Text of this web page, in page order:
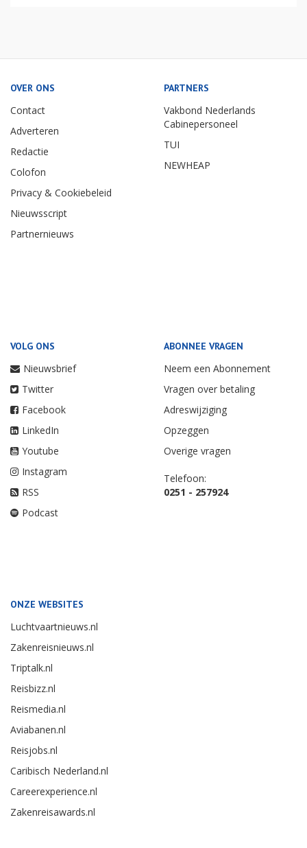
OVER ONS
Contact
Adverteren
Redactie
Colofon
Privacy & Cookiebeleid
Nieuwsscript
Partnernieuws
PARTNERS
Vakbond Nederlands
Cabinepersoneel
TUI
NEWHEAP
VOLG ONS
Nieuwsbrief
Twitter
Facebook
LinkedIn
Youtube
Instagram
RSS
Podcast
ABONNEE VRAGEN
Neem een Abonnement
Vragen over betaling
Adreswijziging
Opzeggen
Overige vragen
Telefoon:
0251 - 257924
ONZE WEBSITES
Luchtvaartnieuws.nl
Zakenreisnieuws.nl
Triptalk.nl
Reisbizz.nl
Reismedia.nl
Aviabanen.nl
Reisjobs.nl
Caribisch Nederland.nl
Careerexperience.nl
Zakenreisawards.nl